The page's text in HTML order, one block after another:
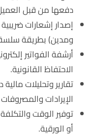
دفعها من قبل
إصدار إشعارات
ومدين) بطريقة
أرشفة الفواتير
الاحتفاظ القانونية.
تقارير وتحليلات
الإيرادات
توفير الوقت
أو الورقية.